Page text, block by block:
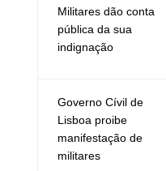
Militares dão conta
pública da sua
indignação
Governo Cívil de
Lisboa proibe
manifestação de
militares